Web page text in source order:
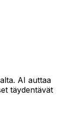
AI auttaa
täydentävät